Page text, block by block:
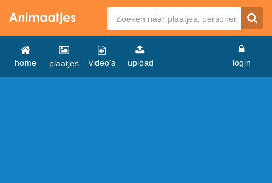
home plaatjes video's upload login